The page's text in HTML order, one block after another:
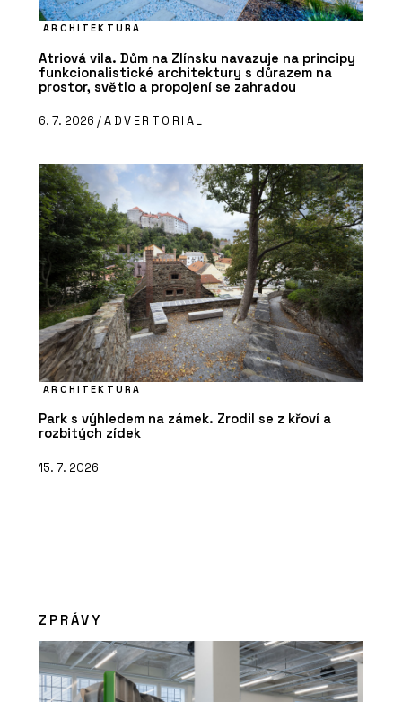
ARCHITEKTURA
Atriová vila. Dům na Zlínsku navazuje na principy
funkcionalistické architektury s důrazem na
prostor, světlo a propojení se zahradou
6. 7. 2026 /ADVERTORIAL
ARCHITEKTURA
Park s výhledem na zámek. Zrodil se z křoví a
rozbitých zídek
15. 7. 2026
ZPRÁVY